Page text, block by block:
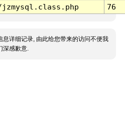
76
息详细记录, 由此给您带来的访问不便我
深感歉意.